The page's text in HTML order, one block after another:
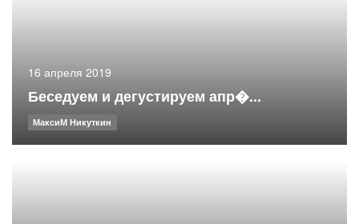
16 апреля 2019
Беседуем и дегустируем апр�...
МаксиМ Никуткин